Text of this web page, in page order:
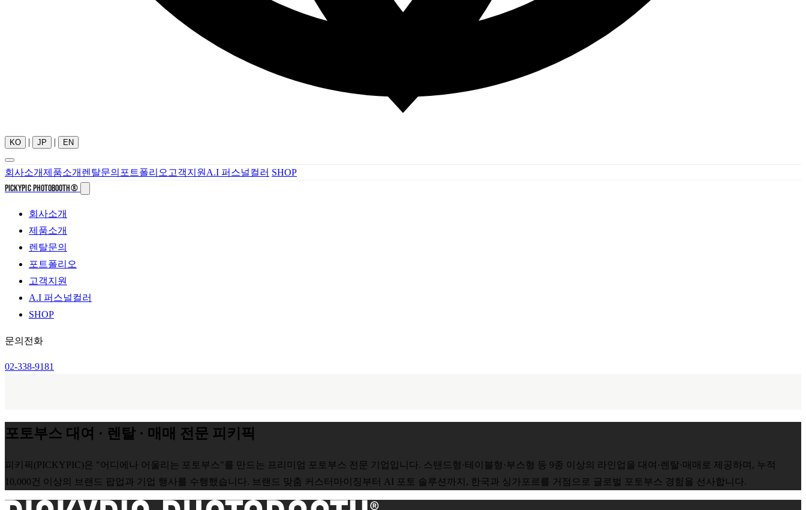
KO | JP | EN
회사소개제품소개 렌탈문의 포트폴리오 고객지원 A.I 퍼스널컬러 SHOP
PICKYPIC PHOTOBOOTH®
회사소개
제품소개
렌탈문의
포트폴리오
고객지원
A.I 퍼스널컬러
SHOP
문의전화
02-338-9181
포토부스 대여 · 렌탈 · 매매 전문 피키픽
피키픽(PICKYPIC)은 "어디에나 어울리는 포토부스"를 만드는 프리미엄 포토부스 전문 기업입니다. 스탠드형·테이블형·부스형 등 9종 이상의 라인업을 대여·렌탈·매매로 제공하며, 누적
10,000건 이상의 브랜드 팝업과 기업 행사를 수행했습니다. 브랜드 맞춤 커스터마이징부터 AI 포토 솔루션까지, 한국과 싱가포르를 거점으로 글로벌 포토부스 경험을 선사합니다.